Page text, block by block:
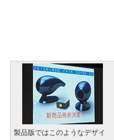
製品版ではこのようなデザイ